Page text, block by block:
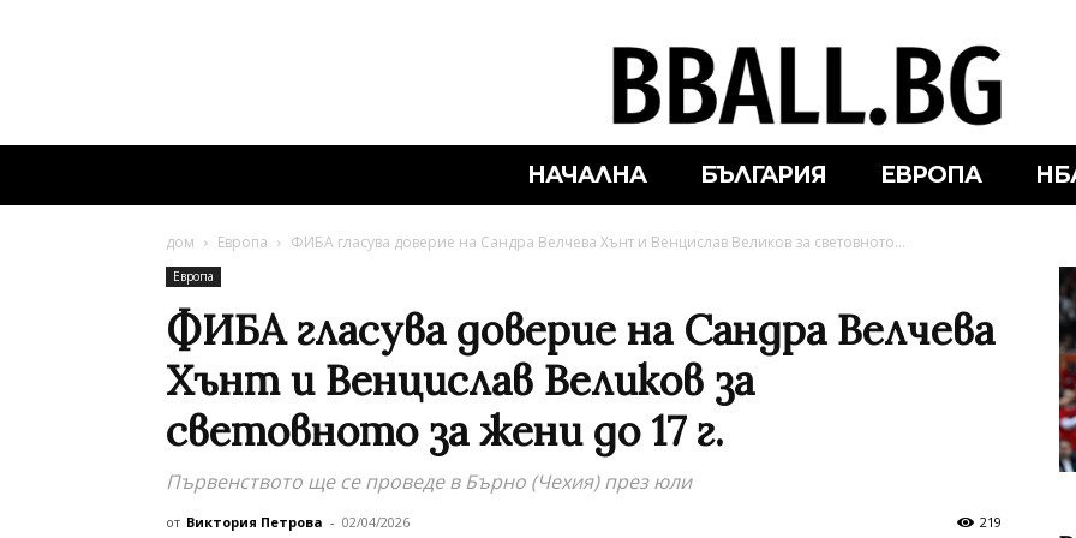
НАЧАЛНА БЪЛГАРИЯ ЕВРОПА
дом Европа ФИБА гласува доверие на Сандра Велчева Хънт и Венцислав Великов за световното...
Европа
ФИБА гласува доверие на Сандра Велчева
Хънт и Венцислав Великов за
световното за жени до 17 г.
Първенството ще се проведе в Бърно (Чехия) през юли
от Виктория Петрова - 02/04/2026 219